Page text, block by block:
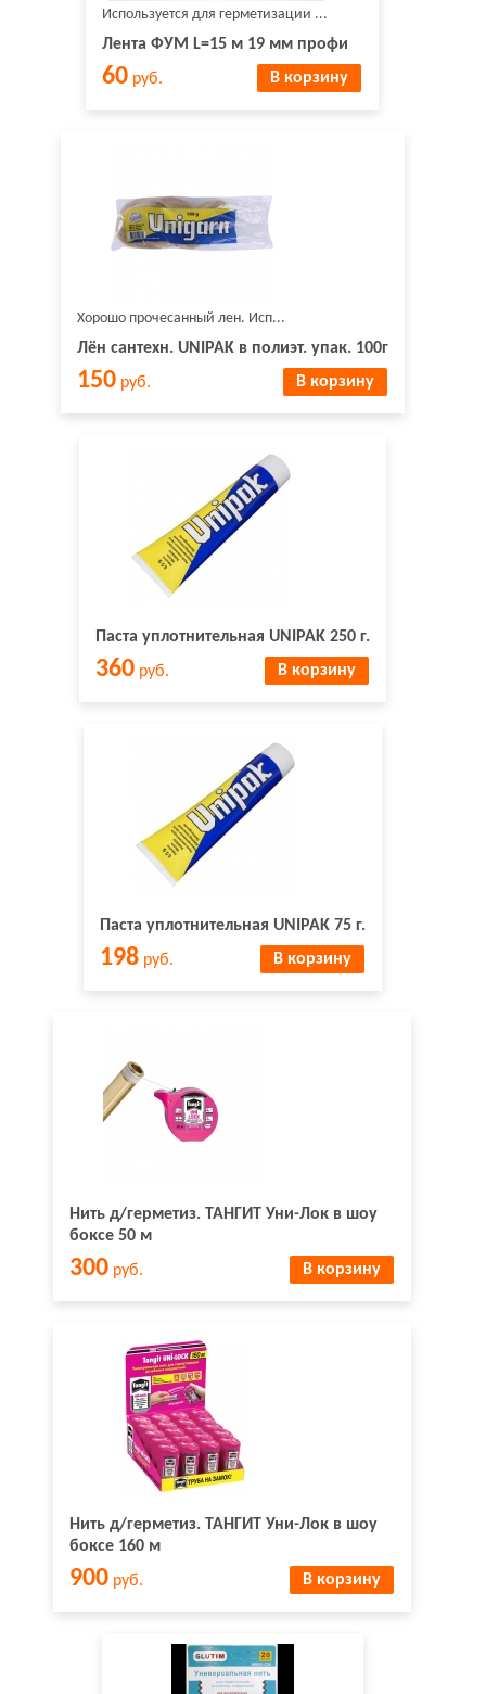
Используется для герметизации ...
Лента ФУМ L=15 м 19 мм профи
60 руб. В корзину
Хорошо прочесанный лен. Исп...
Лён сантехн. UNIPAK в полиэт. упак. 100г
150руб. В корзину
Паста уплотнительная UNIPAK 250 г.
360руб. В корзину
Паста уплотнительная UNIPAK 75 г.
198руб. В корзину
Нить д/герметиз. ТАНГИТ Уни-Лок в шоу
боксе 50 м
300 руб. В корзину
Нить д/герметиз. ТАНГИТ Уни-Лок в шоу
боксе 160 м
900 руб. В корзину